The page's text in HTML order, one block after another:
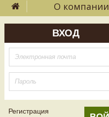
О компании
ВХОД
Регистрация